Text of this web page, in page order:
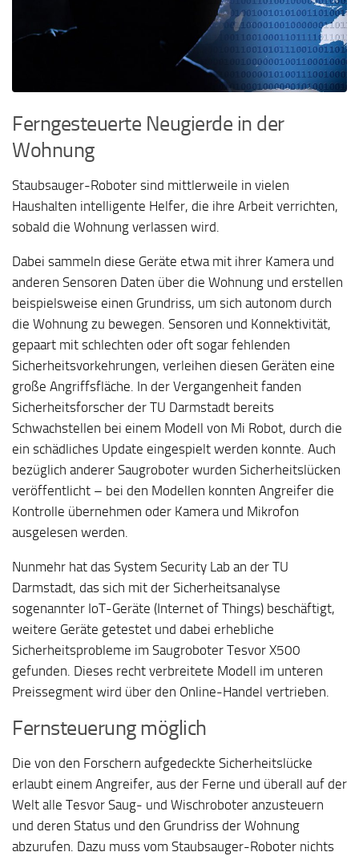
Ferngesteuerte Neugierde in der
Wohnung
Staubsauger-Roboter sind mittlerweile in vielen
Haushalten intelligente Helfer, die ihre Arbeit verrichten,
sobald die Wohnung verlassen wird.
Dabei sammeln diese Geräte etwa mit ihrer Kamera und
anderen Sensoren Daten über die Wohnung und erstellen
beispielsweise einen Grundriss, um sich autonom durch
die Wohnung zu bewegen. Sensoren und Konnektivität,
gepaart mit schlechten oder oft sogar fehlenden
Sicherheitsvorkehrungen, verleihen diesen Geräten eine
große Angriffsfläche. In der Vergangenheit fanden
Sicherheitsforscher der TU Darmstadt bereits
Schwachstellen bei einem Modell von Mi Robot, durch die
ein schädliches Update eingespielt werden konnte. Auch
bezüglich anderer Saugroboter wurden Sicherheitslücken
veröffentlicht – bei den Modellen konnten Angreifer die
Kontrolle übernehmen oder Kamera und Mikrofon
ausgelesen werden.
Nunmehr hat das System Security Lab an der TU
Darmstadt, das sich mit der Sicherheitsanalyse
sogenannter IoT-Geräte (Internet of Things) beschäftigt,
weitere Geräte getestet und dabei erhebliche
Sicherheitsprobleme im Saugroboter Tesvor X500
gefunden. Dieses recht verbreitete Modell im unteren
Preissegment wird über den Online-Handel vertrieben.
Fernsteuerung möglich
Die von den Forschern aufgedeckte Sicherheitslücke
erlaubt einem Angreifer, aus der Ferne und überall auf der
Welt alle Tesvor Saug- und Wischroboter anzusteuern
und deren Status und den Grundriss der Wohnung
abzurufen. Dazu muss vom Staubsauger-Roboter nichts